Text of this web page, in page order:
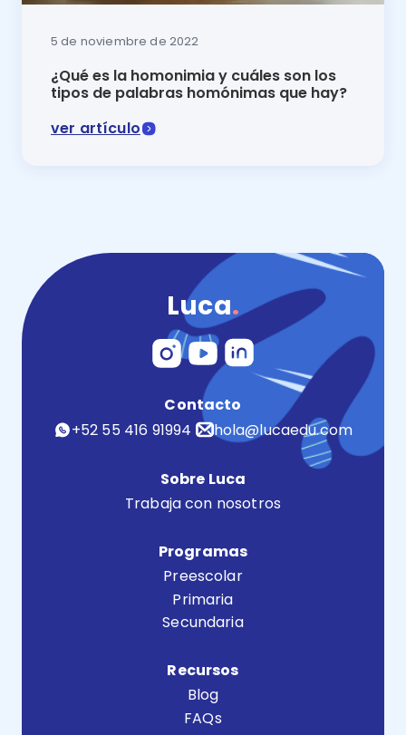
5 de noviembre de 2022
¿Qué es la homonimia y cuáles son los
tipos de palabras homónimas que hay?
ver artículo
Luca.
Contacto
+52 55 416 91994
hola@lucaedu.com
Sobre Luca
Trabaja con nosotros
Programas
Preescolar
Primaria
Secundaria
Recursos
Blog
FAQs